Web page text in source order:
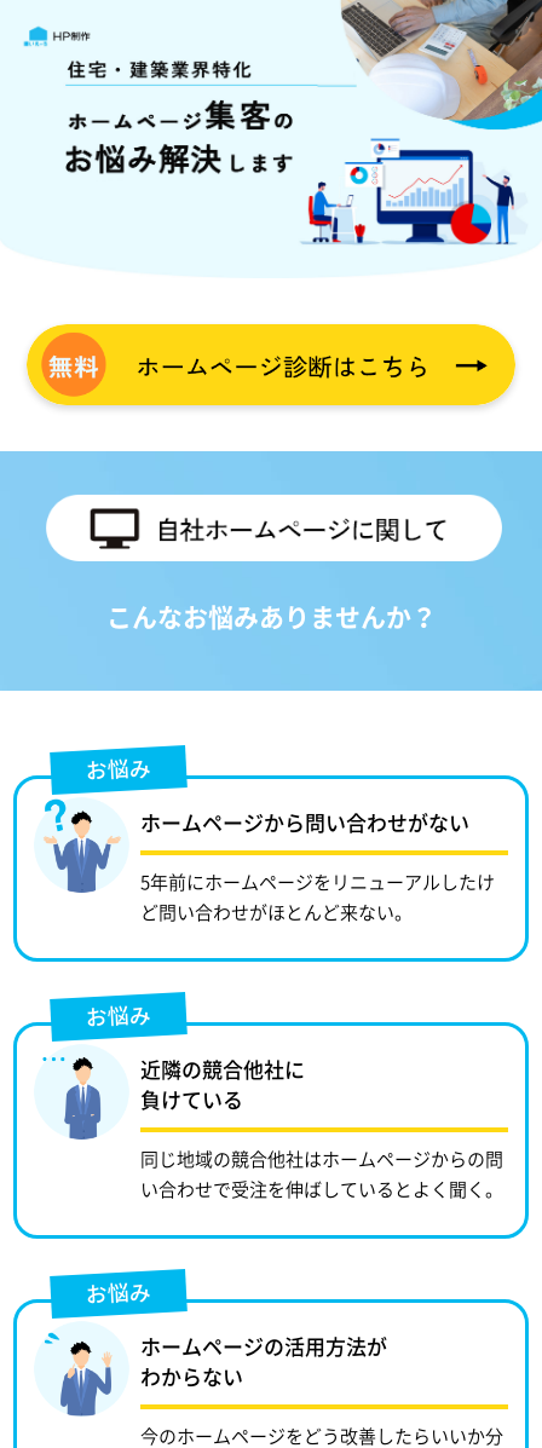
こんなお悩みありませんか？
お悩み
ホームページから問い合わせがない
5年前にホームページをリニューアルしたけ
ど問い合わせがほとんど来ない。
お悩み
近隣の競合他社に
負けている
同じ地域の競合他社はホームページからの問
い合わせで受注を伸ばしているとよく聞く。
お悩み
ホームページの活用方法が
わからない
今のホームページをどう改善したらいいか分